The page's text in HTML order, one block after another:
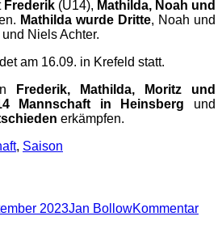
Frederik (U14), Mathilda, Noah und
Mathilda wurde Dritte, Noah und
Niels Achter.
am 16.09. in Krefeld statt.
Frederik, Mathilda, Moritz und
Mannschaft in Heinsberg und
erkämpfen.
, Saison
2023Autor
Jan BollowKommentar